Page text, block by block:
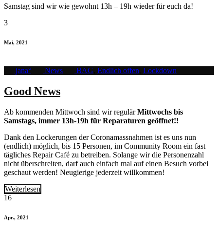
Samstag sind wir wie gewohnt 13h – 19h wieder für euch da!
3
Mai, 2021
jana° News BAG Endlich offen Lockdown
Good News
Ab kommenden Mittwoch sind wir regulärMittwochs bis
Samstags, immer 13h-19h für Reparaturen geöffnet!!
Dank den Lockerungen der Coronamassnahmen ist es uns nun
(endlich) möglich, bis 15 Personen, im Community Room ein fast
tägliches Repair Café zu betreiben. Solange wir die Personenzahl
nicht überschreiten, darf auch einfach mal auf einen Besuch vorbei
geschaut werden! Neugierige jederzeit willkommen!
Weiterlesen
16
Apr., 2021